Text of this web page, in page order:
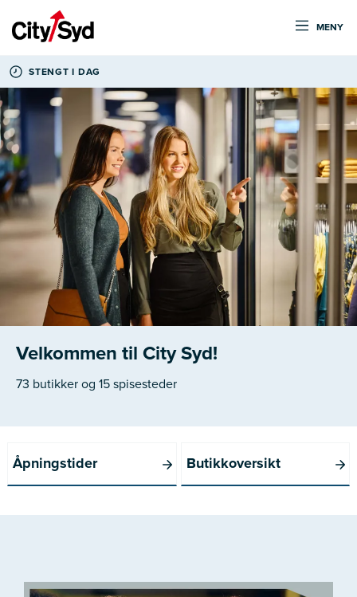
MENY
STENGT I DAG
Velkommen til City Syd!
73 butikker og 15 spisesteder
Åpningstider Butikkoversikt